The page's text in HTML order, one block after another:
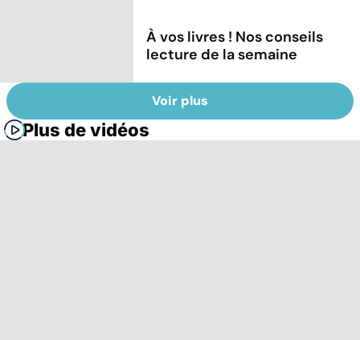
À vos livres ! Nos conseils
lecture de la semaine
Voir plus
Plus de vidéos